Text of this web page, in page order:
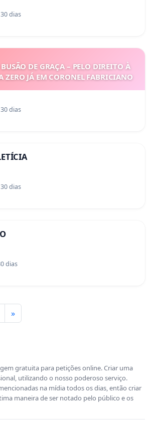
dias
DE GRAÇA – PELO DIREITO À
ZERO JÁ EM CORONEL FABRICIANO
dias
dias
dias
»
gratuita para petições online. Criar uma
utilizando o nosso poderoso serviço.
na mídia todos os dias, então criar
maneira de ser notado pelo público e os